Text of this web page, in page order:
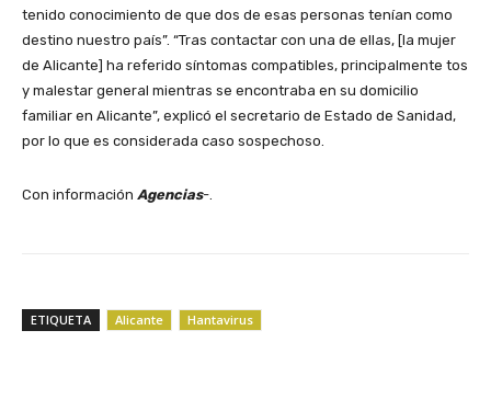
tenido conocimiento de que dos de esas personas tenían como
destino nuestro país”. “Tras contactar con una de ellas, [la mujer
de Alicante] ha referido síntomas compatibles, principalmente tos
y malestar general mientras se encontraba en su domicilio
familiar en Alicante”, explicó el secretario de Estado de Sanidad,
por lo que es considerada caso sospechoso.
Con información Agencias-.
ETIQUETA Alicante Hantavirus